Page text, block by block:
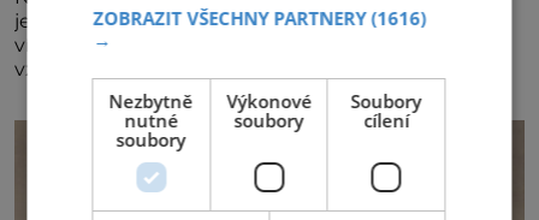
jednadvacátém ročníku představil nejlepší domácí
vína. Ta vybírala odborná porota z celkem 1260
ZOBRAZIT VŠECHNY PARTNERY(1616)
→
Nezbytně
nutné
soubory
Výkonové
soubory
Soubory
cílení